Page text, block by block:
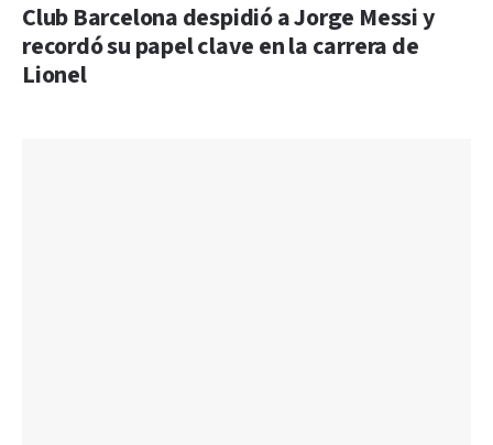
Club Barcelona despidió a Jorge Messi y
recordó su papel clave en la carrera de
Lionel